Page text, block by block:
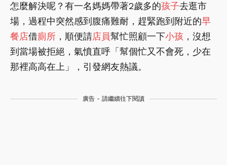
怎麼解決呢？有一名媽媽帶著2歲多的孩子去逛市
場，過程中突然感到腹痛難耐，趕緊跑到附近的早
餐店借廁所 ，順便請店員幫忙照顧一下小孩 ，沒想
到當場被拒絕，氣憤直呼「幫個忙又不會死，少在
那裡高高在上」，引發網友熱議。
廣告 - 請繼續往下閱讀